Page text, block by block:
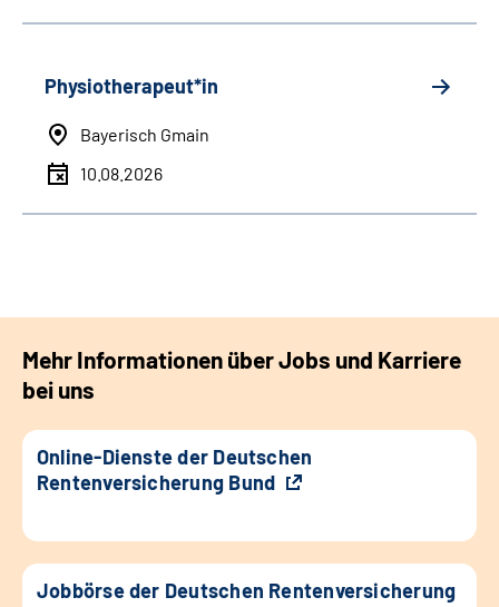
Physiotherapeut*in
Bayerisch Gmain
10.08.2026
Mehr Informationen über Jobs und Karriere
bei uns
Online-Dienste der Deutschen
Rentenversicherung Bund
Jobbörse der Deutschen Rentenversicherung